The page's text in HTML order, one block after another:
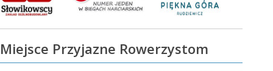
Miejsce Przyjazne Rowerzystom